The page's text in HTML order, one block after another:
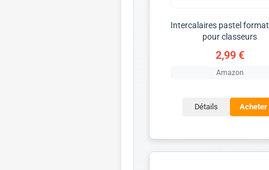
Intercalaires pastel
pour classeurs
2,99 €
Amazon
Détails Acheter